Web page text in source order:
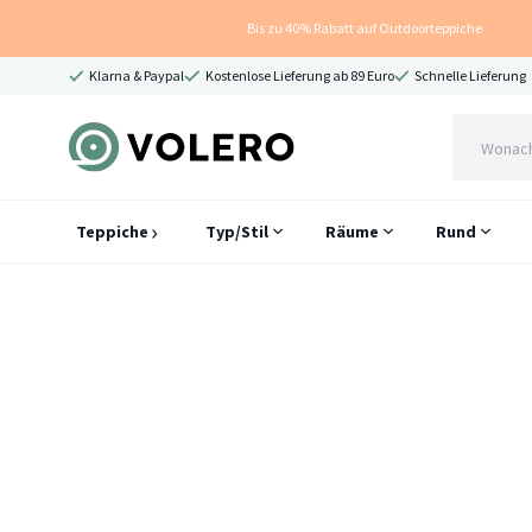
Bis zu 40% Rabatt auf Outdoorteppiche
Klarna & Paypal Kostenlose Lieferung ab 89 Euro Schnelle Lieferung
Teppiche Typ/Stil Räume Rund